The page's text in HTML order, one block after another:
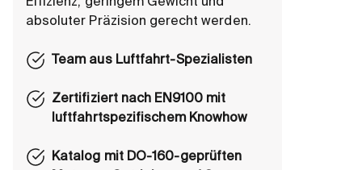
absoluter Präzision gerecht werden.
Team aus Luftfahrt-Spezialisten
Zertifiziert nach EN9100 mit
luftfahrtspezifischem Knowhow
Katalog mit DO-160-geprüften